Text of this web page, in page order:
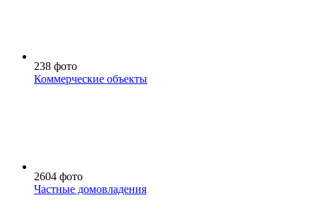
238 фото
Коммерческие объекты
2604 фото
Частные домовладения